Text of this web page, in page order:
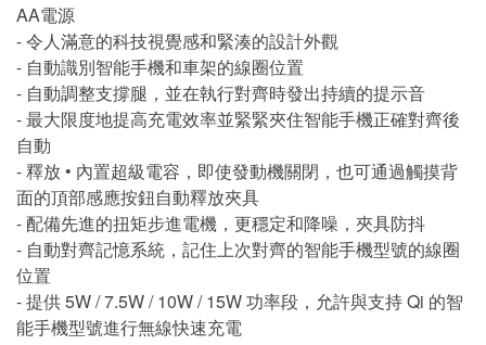
AA電源
- 令人滿意的科技視覺感和緊湊的設計外觀
- 自動識別智能手機和車架的線圈位置
- 自動調整支撐腿，並在執行對齊時發出持續的提示音
- 最大限度地提高充電效率並緊緊夾住智能手機正確對齊後
自動
- 釋放 • 內置超級電容，即使發動機關閉，也可通過觸摸背
面的頂部感應按鈕自動釋放夾具
- 配備先進的扭矩步進電機，更穩定和降噪，夾具防抖
- 自動對齊記憶系統，記住上次對齊的智能手機型號的線圈
位置
- 提供 5W / 7.5W / 10W / 15W 功率段，允許與支持 Qi 的智
能手機型號進行無線快速充電